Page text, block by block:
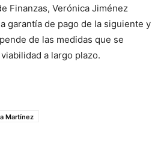
Finanzas, Verónica Jiménez
garantía de pago de la siguiente y
de las medidas que se
a largo plazo.
Martínez